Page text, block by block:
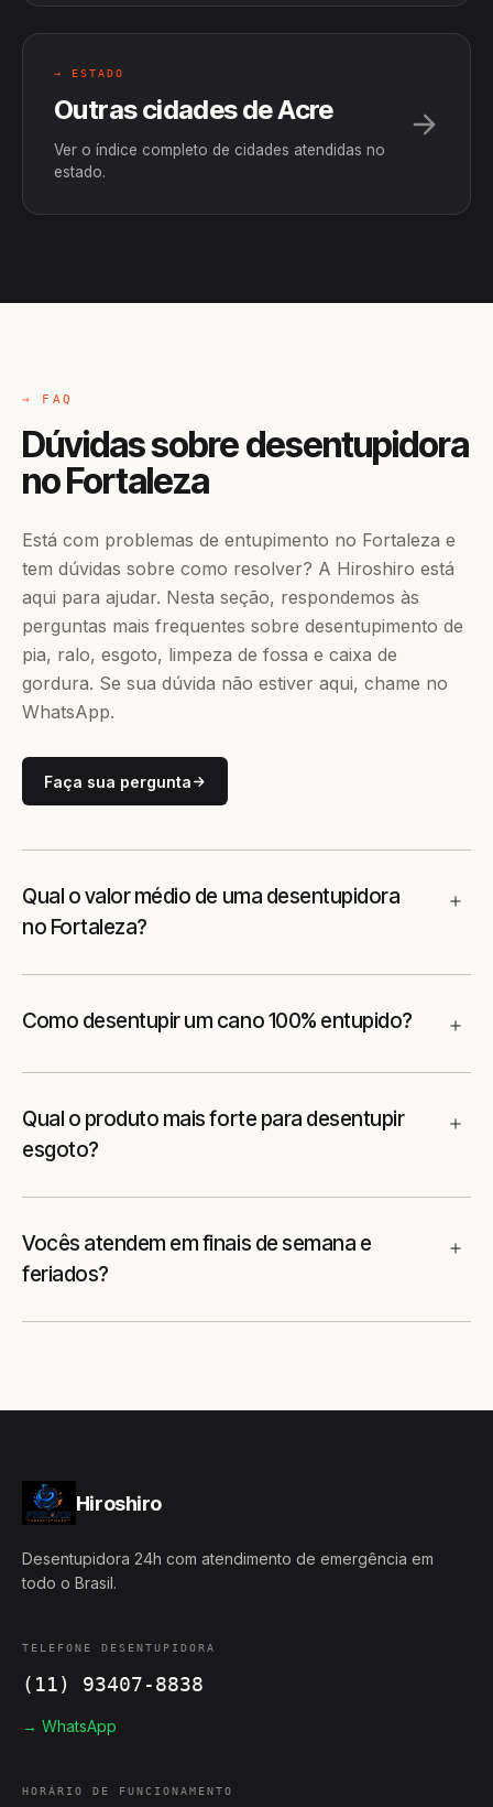
→ ESTADO
Outras cidades de Acre
Ver o índice completo de cidades atendidas no
estado.
→ FAQ
Dúvidas sobre desentupidora
no Fortaleza
Está com problemas de entupimento no Fortaleza e
tem dúvidas sobre como resolver? A Hiroshiro está
aqui para ajudar. Nesta seção, respondemos às
perguntas mais frequentes sobre desentupimento de
pia, ralo, esgoto, limpeza de fossa e caixa de
gordura. Se sua dúvida não estiver aqui, chame no
WhatsApp.
Faça sua pergunta
Qual o valor médio de uma desentupidora
no Fortaleza?
Como desentupir um cano 100% entupido?
Qual o produto mais forte para desentupir
esgoto?
Vocês atendem em finais de semana e
feriados?
Hiroshiro
Desentupidora 24h com atendimento de emergência em
todo o Brasil.
TELEFONE DESENTUPIDORA
(11) 93407-8838
→ WhatsApp
HORÁRIO DE FUNCIONAMENTO